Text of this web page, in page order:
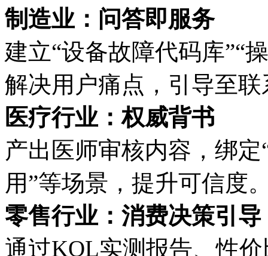
制造业：问答即服务
建立“设备故障代码库”“
解决用户痛点，引导至
医疗行业：权威背书
产出医师审核内容，绑定
用”等场景，提升可信度
零售行业：消费决策引导
通过KOL实测报告、性